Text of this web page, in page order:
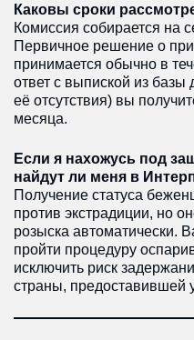
Каковы сроки
Комиссия собирается на
Первичное решение о
принимается обычно в
ответ с выпиской из
её отсутствия) вы
месяца.
Если я нахожусь под
найдут ли меня в
Получение статуса
против экстрадиции, но
розыска автоматически.
пройти процедуру
исключить риск
страны, предоставившей